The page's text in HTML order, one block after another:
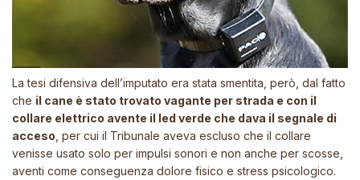
La tesi difensiva dell’imputato era stata smentita, però, dal fatto
che il cane è stato trovato vagante per strada e con il
collare elettrico avente il led verde che dava il segnale di
acceso , per cui il Tribunale aveva escluso che il collare
venisse usato solo per impulsi sonori e non anche per scosse,
aventi come conseguenza dolore fisico e stress psicologico.